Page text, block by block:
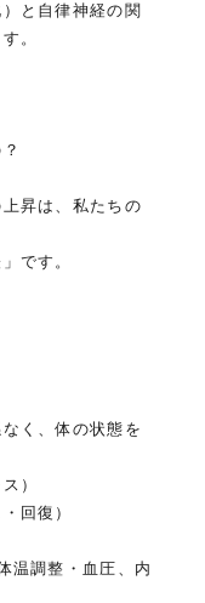
と自律神経の関
。
昇は、私たちの
です。
く、体の状態を
）
回復）
温調整・血圧、内